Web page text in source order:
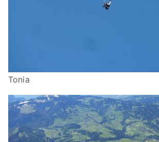
Tonia